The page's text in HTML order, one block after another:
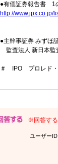
●有価証券報告書 1
http://www.jpx.co.jp/
●主幹事証券 みずほ
監査法人 新日本監
＃ IPO プロレド・
※回答する
ユーザー